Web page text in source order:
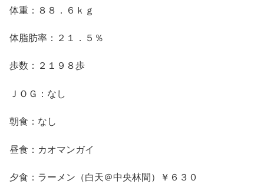
体重：８８．６ｋｇ
体脂肪率：２１．５％
歩数：２１９８歩
ＪＯＧ：なし
朝食：なし
昼食：カオマンガイ
夕食：ラーメン（白天＠中央林間）￥６３０